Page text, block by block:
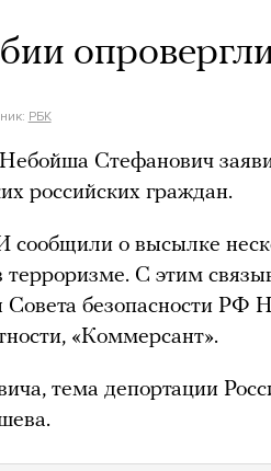
РБК
Стефанович
российских граждан.
сообщили о высылке
С этим
Совета безопасности РФ
«Коммерсант».
тема депортации